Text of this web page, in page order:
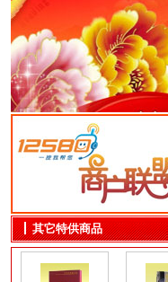
其它特供商品